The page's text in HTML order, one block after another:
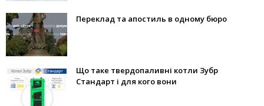
Переклад та апостиль в одному бюро
Що таке твердопаливні котли Зубр
Стандарт і для кого вони